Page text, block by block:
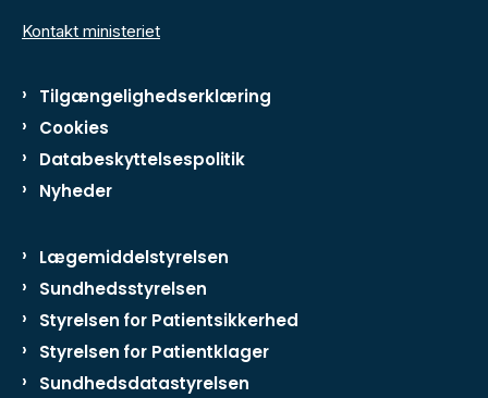
Kontakt ministeriet
Tilgængelighedserklæring
Cookies
Databeskyttelsespolitik
Nyheder
Lægemiddelstyrelsen
Sundhedsstyrelsen
Styrelsen for Patientsikkerhed
Styrelsen for Patientklager
Sundhedsdatastyrelsen